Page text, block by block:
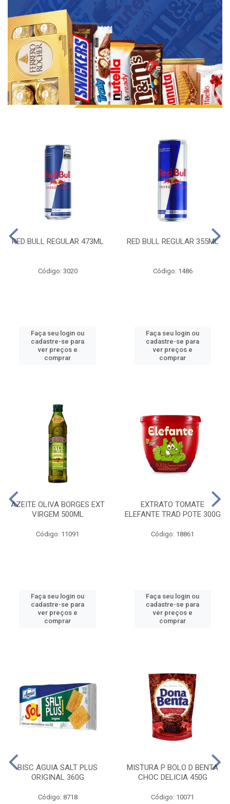
RED BULL REGULAR 473ML
Código: 3020
Faça seu login ou
cadastre-se para
ver preços e
comprar
RED BULL REGULAR 355ML
Código: 1486
Faça seu login ou
cadastre-se para
ver preços e
comprar
AZEITE OLIVA BORGES EXT
VIRGEM 500ML
Código: 11091
Faça seu login ou
cadastre-se para
ver preços e
comprar
EXTRATO TOMATE
ELEFANTE TRAD POTE 300G
Código: 18861
Faça seu login ou
cadastre-se para
ver preços e
comprar
BISC AGUIA SALT PLUS
ORIGINAL 360G
Código: 8718
MISTURA P BOLO D BENTA
CHOC DELICIA 450G
Código: 10071